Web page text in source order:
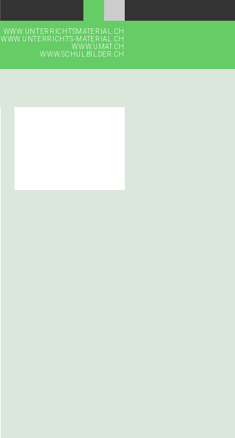
WWW.UNTERRICHTSMATERIAL.CH
WWW.UNTERRICHTS-MATERIAL.CH
WWW.UMAT.CH
WWW.SCHULBILDER.CH